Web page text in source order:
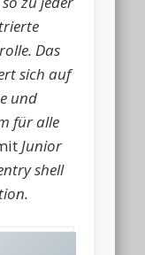
Das
sich auf
und
für alle
Junior
shell